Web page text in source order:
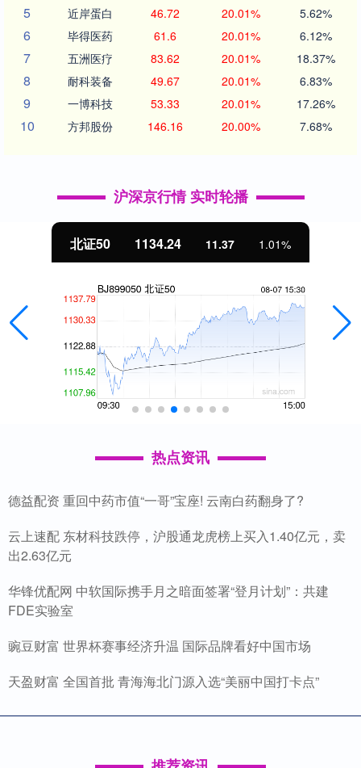
5 近岸蛋白 46.72 20.01% 5.62%
6 毕得医药 61.6 20.01% 6.12%
7 五洲医疗 83.62 20.01% 18.37%
8 耐科装备 49.67 20.01% 6.83%
9 一博科技 53.33 20.01% 17.26%
10 方邦股份 146.16 20.00% 7.68%
沪深京行情 实时轮播
北证50 1134.24 11.37 1.01%
热点资讯
德益配资 重回中药市值“一哥”宝座! 云南白药翻身了?
云上速配 东材科技跌停，沪股通龙虎榜上买入1.40亿元，卖
出2.63亿元
华锋优配网 中软国际携手月之暗面签署“登月计划”：共建
FDE实验室
豌豆财富 世界杯赛事经济升温 国际品牌看好中国市场
天盈财富 全国首批 青海海北门源入选“美丽中国打卡点”